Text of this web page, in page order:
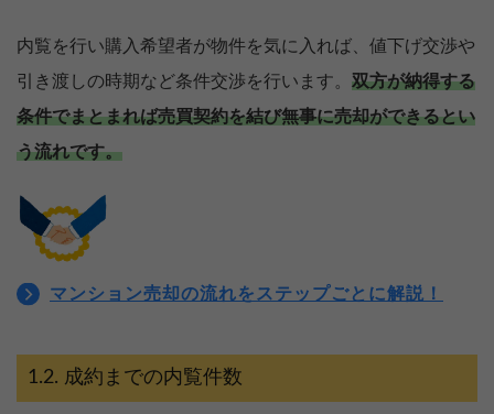
内覧を行い購入希望者が物件を気に入れば、値下げ交渉や
引き渡しの時期など条件交渉を行います。 双方が納得する
条件でまとまれば売買契約を結び無事に売却ができるとい
う流れです。
マンション売却の流れをステップごとに解説！
成約までの内覧件数